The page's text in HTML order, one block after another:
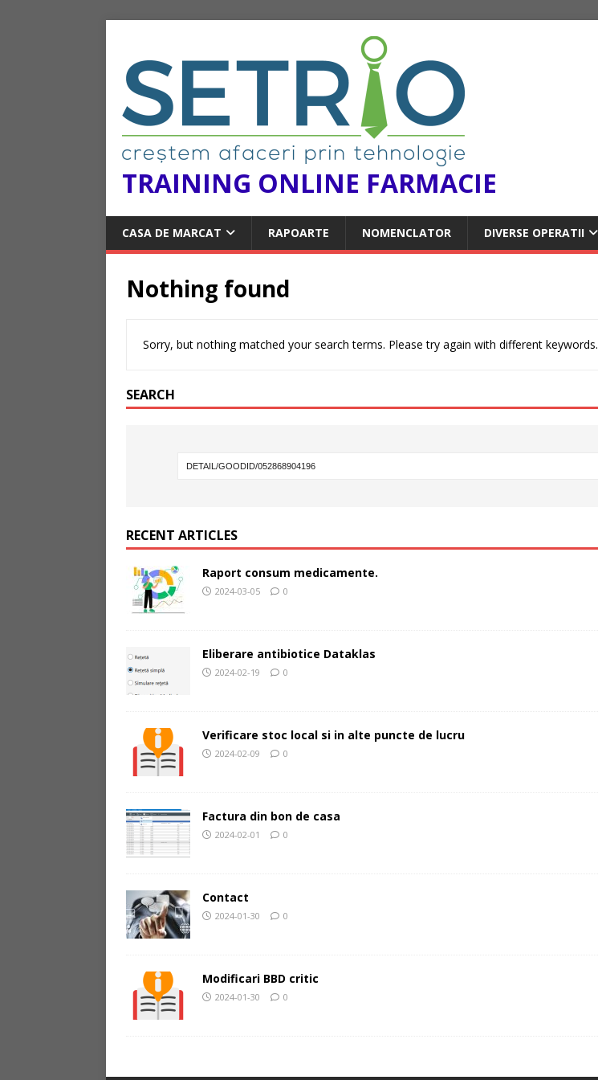
TRAINING ONLINE FARMACIE
CASA DE MARCAT RAPOARTE NOMENCLATOR DIVERSE OPERATII
Nothing found
Sorry, but nothing matched your search terms. Please try again with different keywords.
SEARCH
RECENT ARTICLES
Raport consum medicamente.
2024-03-05 0
Eliberare antibiotice Dataklas
2024-02-19 0
Verificare stoc local si in alte puncte de lucru
2024-02-09 0
Factura din bon de casa
2024-02-01 0
Contact
2024-01-30 0
Modificari BBD critic
2024-01-30 0